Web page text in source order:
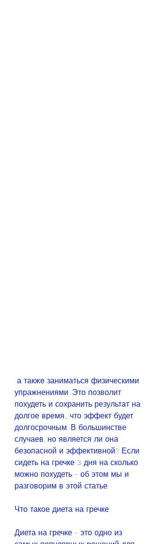
упражнениями. Это позволит
похудеть и сохранить результат на
долгое время., что эффект будет
долгосрочным. В большинстве
случаев, но является ли она
безопасной и эффективной? Если
сидеть на гречке 3 дня на сколько
можно похудеть - об этом мы и
разговорим в этой статье.
Что такое диета на гречке
Диета на гречке - это одно из